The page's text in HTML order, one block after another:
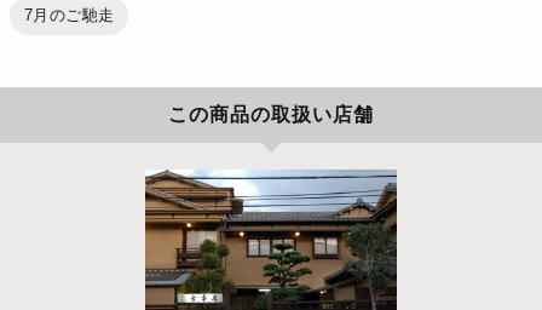
7月のご馳走
この商品の取扱い店舗